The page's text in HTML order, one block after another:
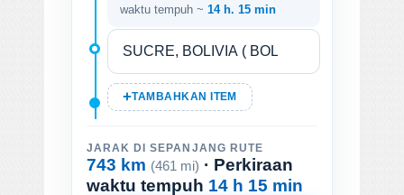
waktu tempuh ~ 14 h. 15 min
TAMBAHKAN ITEM
JARAK DI SEPANJANG RUTE
743 km (461 mi) · Perkiraan
waktu tempuh 14 h 15 min